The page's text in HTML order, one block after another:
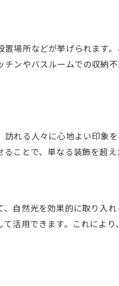
意
場所などが挙げられます
ンやバスルームでの収納
れる人々に心地よい印象
ことで、単なる装飾を超え
自然光を効果的に取り入
活用できます。これによ